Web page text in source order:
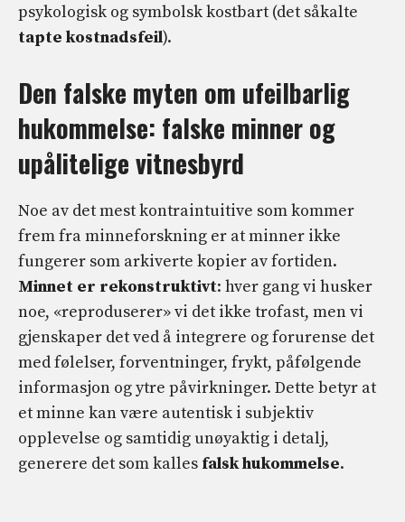
psykologisk og symbolsk kostbart (det såkalte
tapte kostnadsfeil).
Den falske myten om ufeilbarlig
hukommelse: falske minner og
upålitelige vitnesbyrd
Noe av det mest kontraintuitive som kommer
frem fra minneforskning er at minner ikke
fungerer som arkiverte kopier av fortiden.
Minnet er rekonstruktivt: hver gang vi husker
noe, «reproduserer» vi det ikke trofast, men vi
gjenskaper det ved å integrere og forurense det
med følelser, forventninger, frykt, påfølgende
informasjon og ytre påvirkninger. Dette betyr at
et minne kan være autentisk i subjektiv
opplevelse og samtidig unøyaktig i detalj,
generere det som kalles falsk hukommelse.